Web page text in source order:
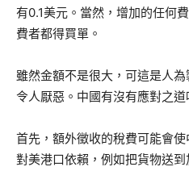
有0.1美元。當然，增加的任何
費者都得買單。
雖然金額不是很大，可這是人
令人厭惡。中國有沒有應對之道
首先，額外徵收的稅費可能會
對美港口依賴，例如把貨物送